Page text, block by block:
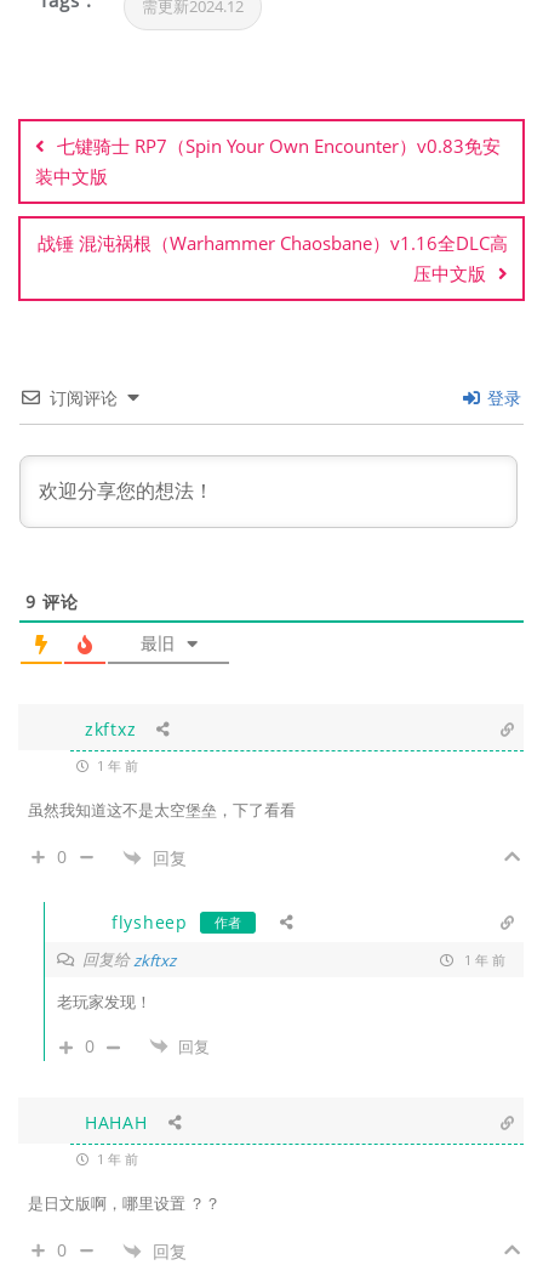
需更新2024.12
章
导
航
七键骑士 RP7（Spin Your Own Encounter）v0.83免安
装中文版
战锤 混沌祸根（Warhammer Chaosbane）v1.16全DLC高
压中文版
订阅评论 登录
9 评论
最旧
zkftxz
1 年 前
虽然我知道这不是太空堡垒，下了看看
0 回复
flysheep 作者
回复给zkftxz 1 年 前
老玩家发现！
0 回复
HAHAH
1 年 前
是日文版啊，哪里设置 ？？
0 回复